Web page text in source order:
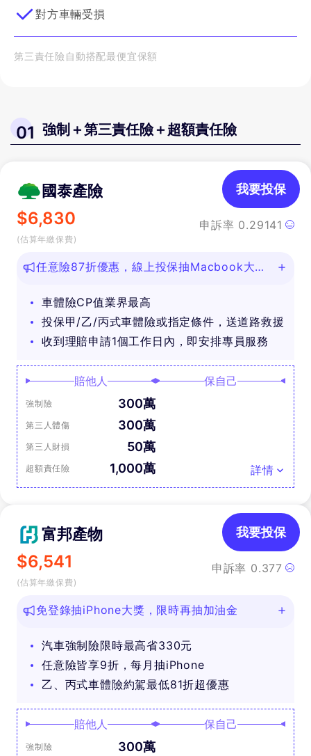
對方車輛受損
第三責任險自動搭配最便宜保額
01 強制＋第三責任險＋超額責任險
國泰產險
$6,830
(估算年繳保費)
申訴率 0.29141
我要投保
任意險87折優惠，線上投保抽Macbook大
車體險CP值業界最高
投保甲/乙/丙式車體險或指定條件，送道路救援
收到理賠申請1個工作日內，即安排專員服務
賠他人
強制險 300萬
第三人體傷 300萬
第三人財損 50萬
超額責任險 1,000萬
保自己
詳情
富邦產物
$6,541
(估算年繳保費)
申訴率 0.377
我要投保
免登錄抽iPhone大獎，限時再抽加油金
汽車強制險限時最高省330元
任意險皆享9折，每月抽iPhone
乙、丙式車體險約駕最低81折超優惠
賠他人
強制險 300萬
保自己